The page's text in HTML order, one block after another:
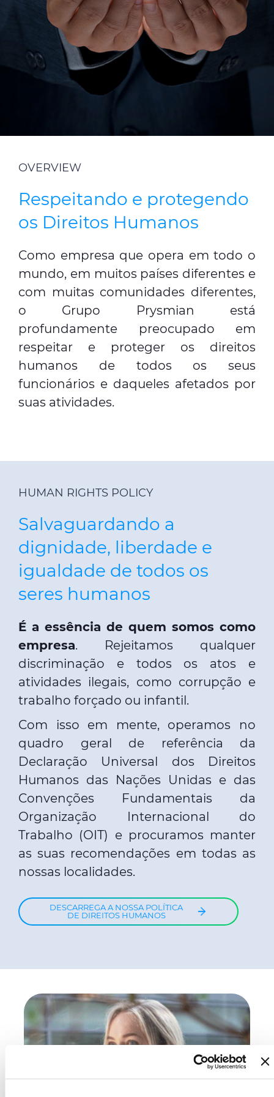
CPR (DOP)
Pessoas & Carreiras
Contactos
PRYSMIAN CLUB
3DOVERVIEW
Respeitando e protegendo
os Direitos Humanos
Como empresa que opera em todo o
mundo, em muitos países diferentes e
com muitas comunidades diferentes,
o Grupo Prysmian está
profundamente preocupado em
respeitar e proteger os direitos
humanos de todos os seus
funcionários e daqueles afetados por
suas atividades.
HUMAN RIGHTS POLICY
Salvaguardando a
dignidade, liberdade e
igualdade de todos os
seres humanos
É a essência de quem somos como
empresa. Rejeitamos qualquer
discriminação e todos os atos e
atividades ilegais, como corrupção e
trabalho forçado ou infantil.
Com isso em mente, operamos no
quadro geral de referência da
Declaração Universal dos Direitos
Humanos das Nações Unidas e das
Convenções Fundamentais da
Organização Internacional do
Trabalho (OIT) e procuramos manter
as suas recomendações em todas as
nossas localidades.
DESCARREGA A NOSSA POLÍTICA
DE DIREITOS HUMANOS